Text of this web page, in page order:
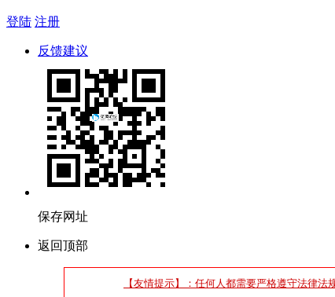
登陆 注册
反馈建议
保存网址
返回顶部
【友情提示】：任何人都需要严格遵守法律